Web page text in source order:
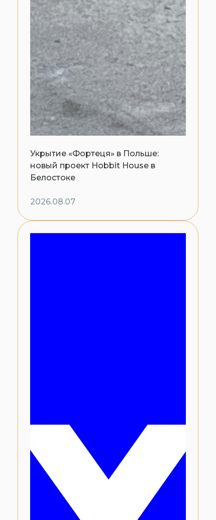
Укрытие «Фортеця» в Польше:
новый проект Hobbit House в
Белостоке
2026.08.07